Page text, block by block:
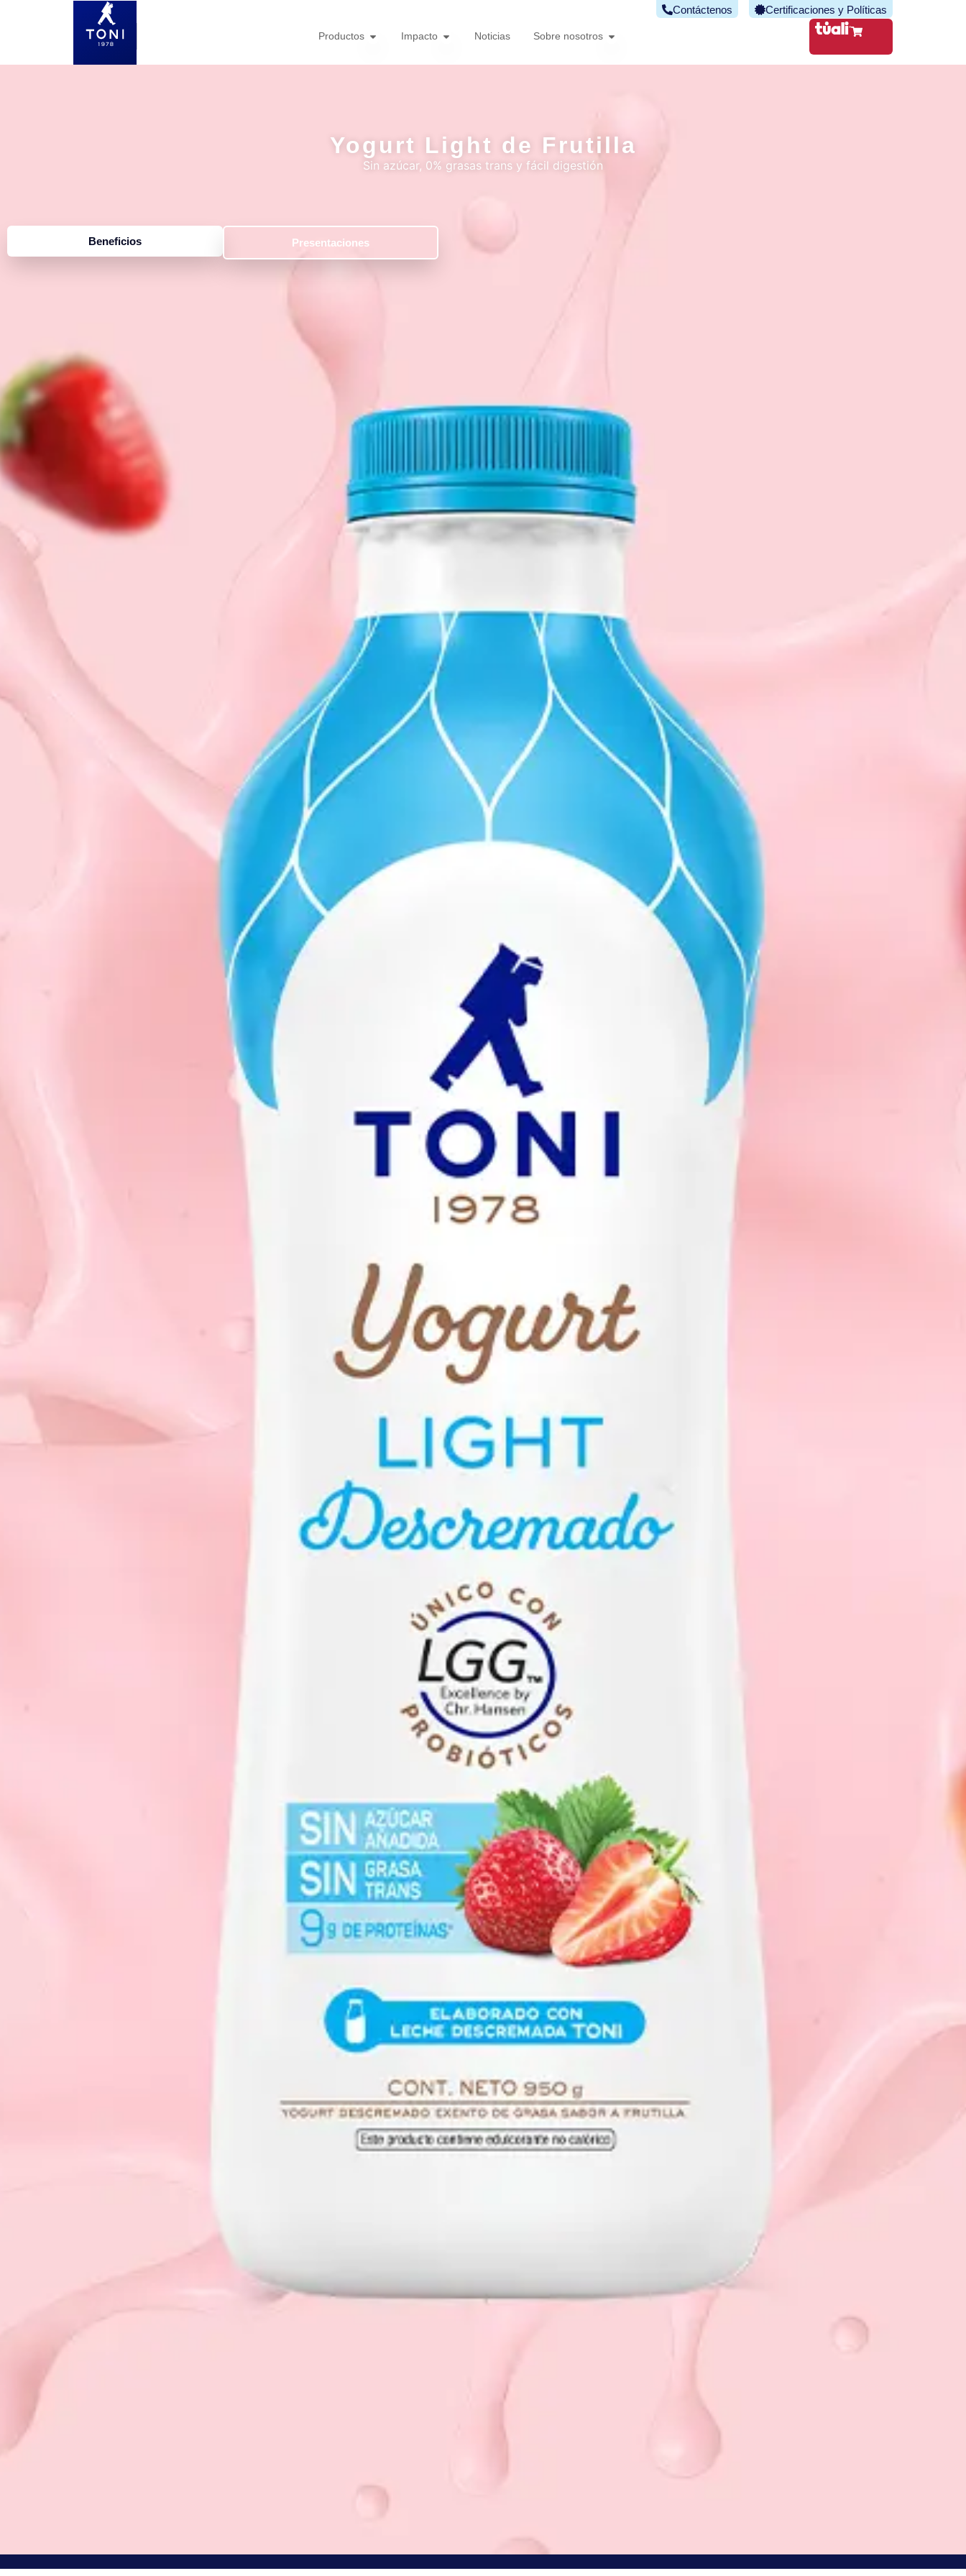
Productos Impacto Noticias Sobre nosotros
Certificaciones y Políticas
Contáctenos
Yogurt Light de Frutilla
Sin azúcar, 0% grasas trans y fácil digestión
Beneficios Presentaciones